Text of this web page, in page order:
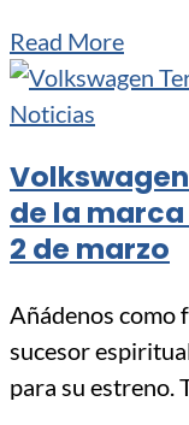
Read More
Noticias
de la
2 de marzo
Añádenos como
sucesor
para su estreno.